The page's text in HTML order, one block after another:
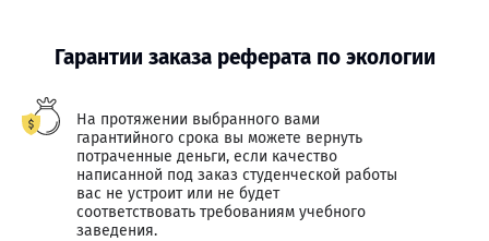
Гарантии заказа реферата по экологии
На протяжении выбранного вами
гарантийного срока вы можете вернуть
потраченные деньги, если качество
написанной под заказ студенческой работы
вас не устроит или не будет
соответствовать требованиям учебного
заведения.